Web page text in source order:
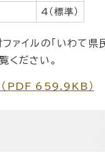
4（標準）
ァイルの「いわて
ください。
（PDF 659.9KB）